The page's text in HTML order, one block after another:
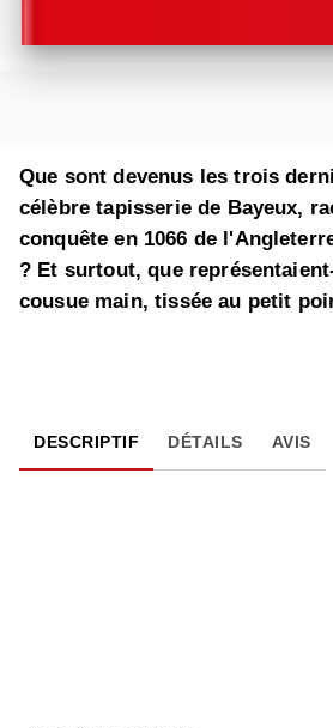
Que sont devenus les trois
célèbre tapisserie de Bayeux,
conquête en 1066 de
? Et surtout, que
cousue main, tissée au petit
DESCRIPTIF DÉTAILS AVIS